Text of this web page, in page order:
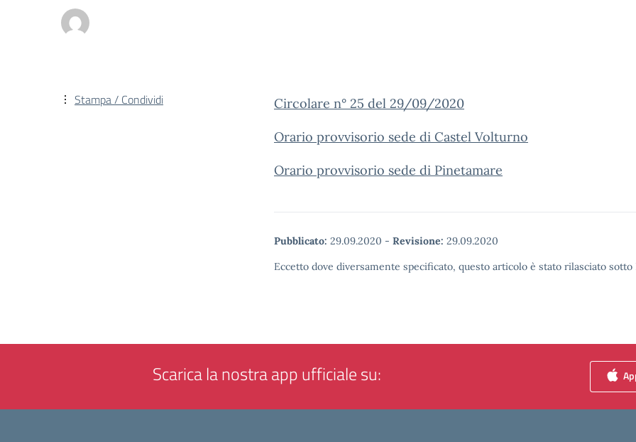
Circolare n° 25 del 29/09/2020
Orario provvisorio sede di Castel Volturno
Orario provvisorio sede di Pinetamare
Pubblicato: 29.09.2020 - Revisione: 29.09.2020
Eccetto dove diversamente specificato, questo articolo è stato rilasciato
Stampa / Condividi
Scarica la nostra app ufficiale su: